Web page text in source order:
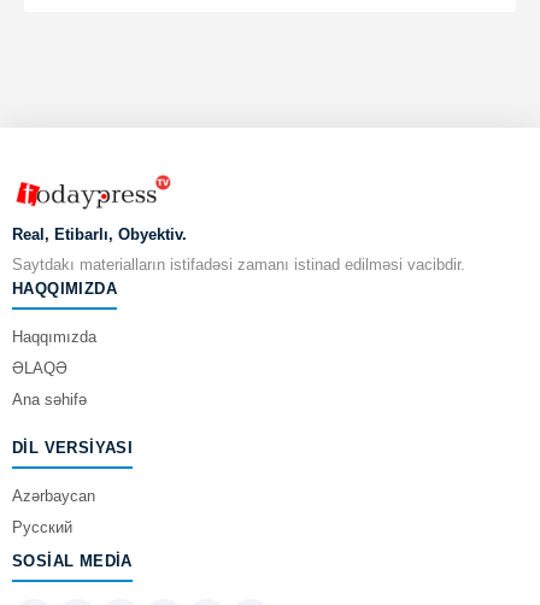
Real, Etibarlı, Obyektiv.
Saytdakı materialların istifadəsi zamanı istinad edilməsi vacibdir.
HAQQIMIZDA
Haqqımızda
ƏLAQƏ
Ana səhifə
DIL VERSIYASI
Azərbaycan
Русский
SOSIAL MEDIA